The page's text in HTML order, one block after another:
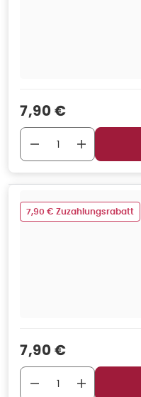
Verkaufspreis
7,90 €
7,90 € Zuzahlungsrabatt
Verkaufspreis
7,90 €